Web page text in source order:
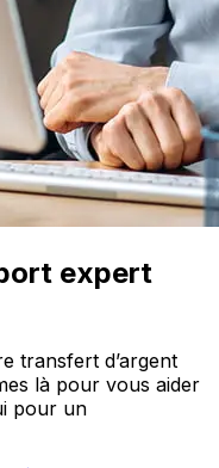
expert
transfert d’argent
là pour vous aider
pour un